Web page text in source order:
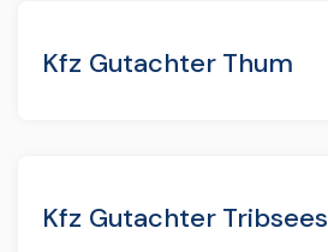
Kfz Gutachter Thum
Kfz Gutachter Tribsees